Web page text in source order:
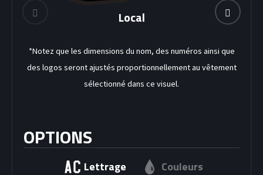
DEK HOCKEY
Local
*Notez que les dimensions du nom, des numéros ainsi que
des logos seront ajustés proportionnellement au vêtement
sélectionné dans ce visuel.
OPTIONS
Lettrage
Couleurs